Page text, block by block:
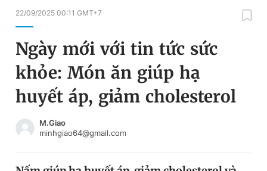
Chuyên mục
Chuyên mục khác
Chào ngày mới
Đổi mật khẩu
Tin đã lưu
Tin đã xem
Đăng xuất
22/09/2025 00:11 GMT+7
Ngày mới với tin tức sức
khỏe: Món ăn giúp hạ
huyết áp, giảm cholesterol
M.Giao
minhgiao64@gmail.com